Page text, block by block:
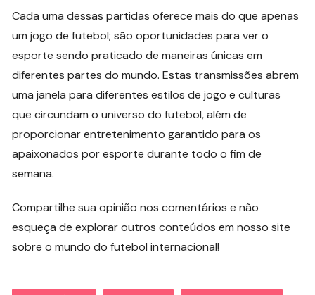
Cada uma dessas partidas oferece mais do que apenas
um jogo de futebol; são oportunidades para ver o
esporte sendo praticado de maneiras únicas em
diferentes partes do mundo. Estas transmissões abrem
uma janela para diferentes estilos de jogo e culturas
que circundam o universo do futebol, além de
proporcionar entretenimento garantido para os
apaixonados por esporte durante todo o fim de
semana.
Compartilhe sua opinião nos comentários e não
esqueça de explorar outros conteúdos em nosso site
sobre o mundo do futebol internacional!